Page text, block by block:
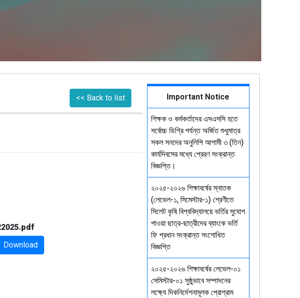
<< Back to list
Download
Important Notice
শিক্ষক ও কর্মকর্তাদের এসএসসি হতে
সর্বোচ্চ ডিগ্রি পর্যন্ত অর্জিত শুধুমাত্র
সকল সনদের অনুলিপি আগামী ৩ (তিন)
কার্যদিবসের মধ্যে প্রেরণ সংক্রান্ত
বিজ্ঞপ্তি।
২০২৫-২০২৬ শিক্ষাবর্ষের স্নাতক
(লেভেল-১, সিমেস্টার-১) শ্রেণীতে
সিলেট কৃষি বিশ্ববিদ্যালয়ে ভর্তির সুযোগ
পাওয়া ছাত্র-ছাত্রীদের ব্যাংকে ভর্তি
ফি প্রধান সংক্রান্ত সংশোধিত
বিজ্ঞপ্তি
২০২৫-২০২৬ শিক্ষাবর্ষের লেভেল-০১
সেমিস্টার-০১ সুষ্ঠুভাবে সম্পাদনের
লক্ষ্যে দিকনির্দেশনামূলক প্রোগ্রাম